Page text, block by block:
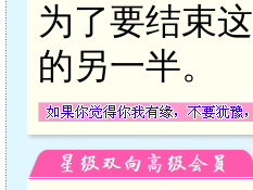
为了要结束
的另一半。